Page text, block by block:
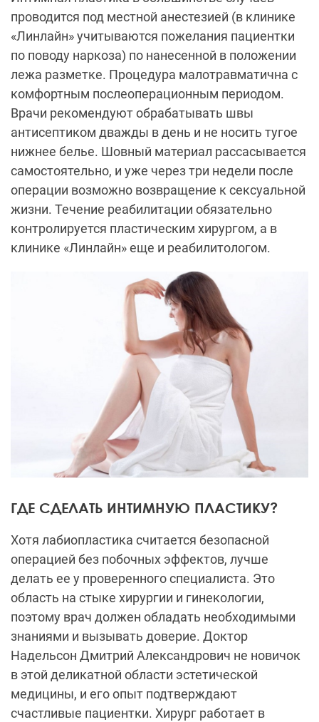
проводится под местной анестезией (в клинике
«Линлайн» учитываются пожелания пациентки
по поводу наркоза) по нанесенной в положении
лежа разметке. Процедура малотравматична с
комфортным послеоперационным периодом.
Врачи рекомендуют обрабатывать швы
антисептиком дважды в день и не носить тугое
нижнее белье. Шовный материал рассасывается
самостоятельно, и уже через три недели после
операции возможно возвращение к сексуальной
жизни. Течение реабилитации обязательно
контролируется пластическим хирургом, а в
клинике «Линлайн» еще и реабилитологом.
ГДЕ СДЕЛАТЬ ИНТИМНУЮ ПЛАСТИКУ?
Хотя лабиопластика считается безопасной
операцией без побочных эффектов, лучше
делать ее у проверенного специалиста. Это
область на стыке хирургии и гинекологии,
поэтому врач должен обладать необходимыми
знаниями и вызывать доверие. Доктор
Надельсон Дмитрий Александрович не новичок
в этой деликатной области эстетической
медицины, и его опыт подтверждают
счастливые пациентки. Хирург работает в